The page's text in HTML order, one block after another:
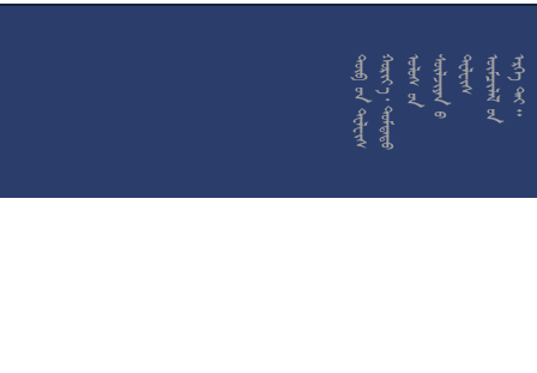










































































































